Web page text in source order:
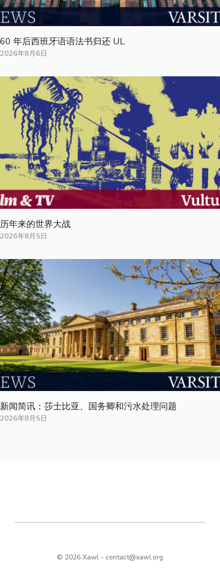
60 年后西班牙语语法书归还 UL
2026年8月6日
历年来的世界大战
2026年8月5日
新闻简讯：莎士比亚、国务卿和污水处理问题
2026年8月5日
© 2026 Xawl - contact@xawl.org